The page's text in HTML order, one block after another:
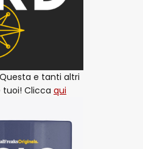
e tanti altri
tuoi! Clicca qui